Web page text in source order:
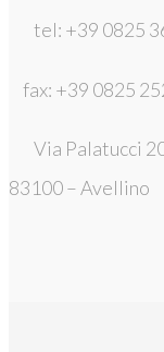
tel: +39 0825
fax: +39 0825
Via Palatucci
83100 – Avellino